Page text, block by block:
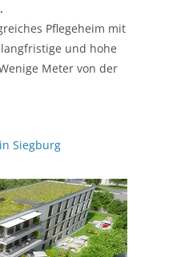
Pflegeheim mit
und hohe
Meter von der
Siegburg